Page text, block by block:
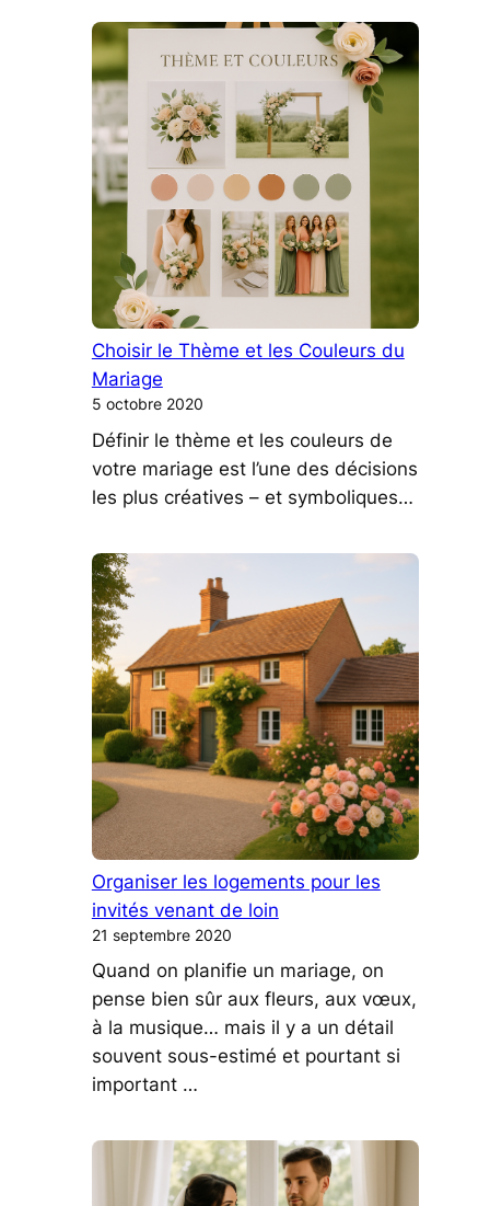
Choisir le Thème et les Couleurs du
Mariage
5 octobre 2020
Définir le thème et les couleurs de
votre mariage est l’une des décisions
les plus créatives – et symboliques…
Organiser les logements pour les
invités venant de loin
21 septembre 2020
Quand on planifie un mariage, on
pense bien sûr aux fleurs, aux vœux,
à la musique… mais il y a un détail
souvent sous-estimé et pourtant si
important …